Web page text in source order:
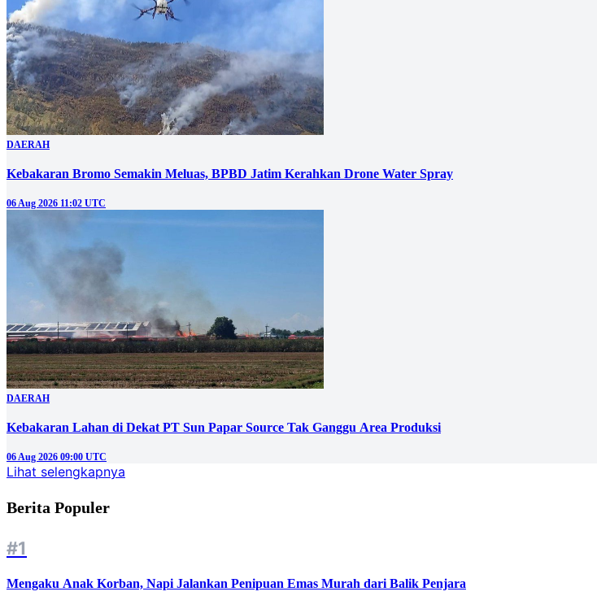
DAERAH
Kebakaran Bromo Semakin Meluas, BPBD Jatim Kerahkan Drone Water Spray
06 Aug 2026 11:02 UTC
DAERAH
Kebakaran Lahan di Dekat PT Sun Papar Source Tak Ganggu Area Produksi
06 Aug 2026 09:00 UTC
Lihat selengkapnya
Berita Populer
#1
Mengaku Anak Korban, Napi Jalankan Penipuan Emas Murah dari Balik Penjara